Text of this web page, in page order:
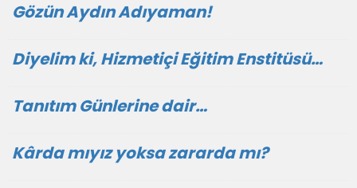
Gözün Aydın Adıyaman!
Diyelim ki, Hizmetiçi Eğitim Enstitüsü…
Tanıtım Günlerine dair…
Kârda mıyız yoksa zararda mı?